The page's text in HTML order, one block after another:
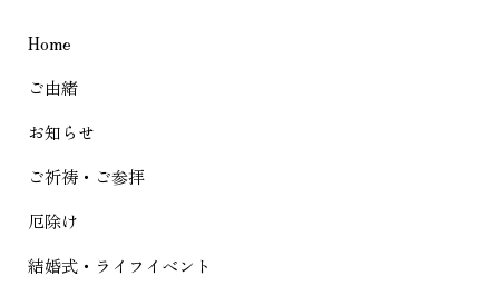
ー
シ
ョ
ン
Home
ご由緒
お知らせ
ご祈祷・ご参拝
厄除け
結婚式・ライフイベント